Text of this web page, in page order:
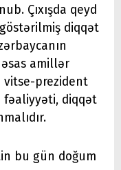
Çıxışda qeyd
diqqət
amillər
vitse-prezident
fəaliyyəti, diqqət
bu gün doğum